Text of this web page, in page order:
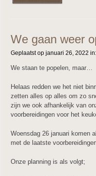
We gaan weer
Geplaatst op januari 26, 2022 in:
We staan te popelen, maar…
Helaas redden we het niet
zetten alles op alles om zo
zijn we ook afhankelijk van
voorbereidingen voor het
Woensdag 26 januari komen
met de laatste
Onze planning is als volgt;